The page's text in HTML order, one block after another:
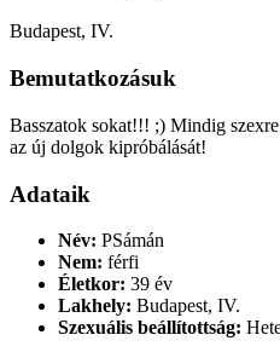
Budapest, IV.
Bemutatkozásuk
Basszatok sokat!!! ;) Mindig
az új dolgok kipróbálását!
Adataik
Név: PSámán
Nem: férfi
Életkor: 39 év
Lakhely: Budapest, IV.
Szexuális beállítottság: